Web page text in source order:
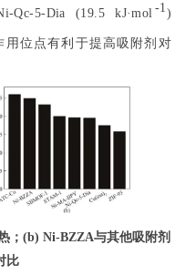
Qc-5-Dia (19.5 kJ·mol -1)
用位点有利于提高吸附剂对
；(b) Ni-BZZA与其他吸附剂
比